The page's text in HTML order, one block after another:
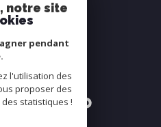
Nous
notre site
pendant
l'utilisation des
proposer des
statistiques !